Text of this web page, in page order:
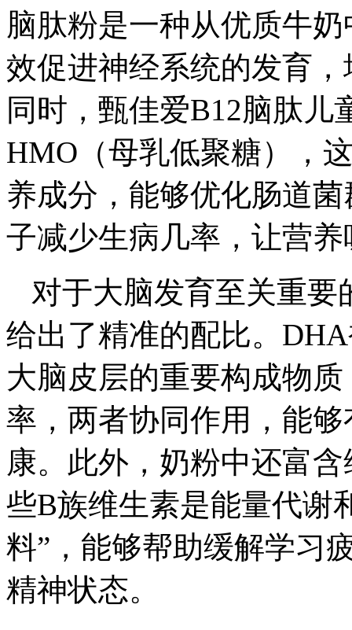
脑肽粉是一种从优质牛
效促进神经系统的发育
同时，甄佳爱B12脑肽
HMO（母乳低聚糖），
养成分，能够优化肠道
子减少生病几率，让营
对于大脑发育至关重
给出了精准的配比。
大脑皮层的重要构成物
率，两者协同作用，能
康。此外，奶粉中还富
些B族维生素是能量代谢
料”，能够帮助缓解学习
精神状态。